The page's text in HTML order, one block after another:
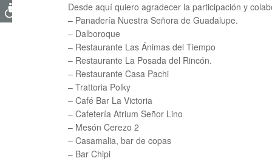
Desde aquí quiero agradecer la participación y
– Panadería Nuestra Señora de Guadalupe.
– Dalboroque
– Restaurante Las Ánimas del Tiempo
– Restaurante La Posada del Rincón.
– Restaurante Casa Pachi
– Trattoria Polky
– Café Bar La Victoria
– Cafetería Atrium Señor Lino
– Mesón Cerezo 2
– Casamalia, bar de copas
– Bar Chipi